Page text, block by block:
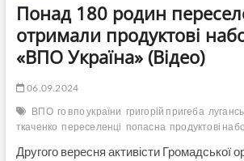
Понад 180 родин
отримали продуктові
«ВПО Україна» (Відео)
06.09.2024
ВПО го впо україни григорій пригеба
ткаченко переселенці попасна продуктові
Другого вересня активісти Громадської